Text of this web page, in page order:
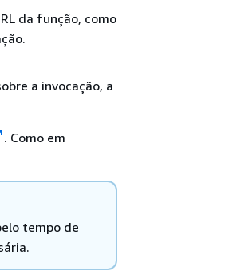
da função, como
a invocação, a
. Como em
tempo de